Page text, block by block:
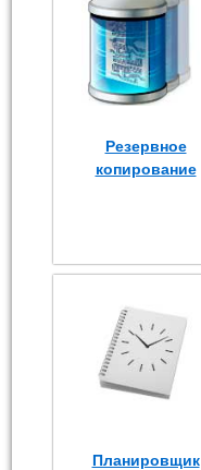
Резервное
копирование
Планировщик